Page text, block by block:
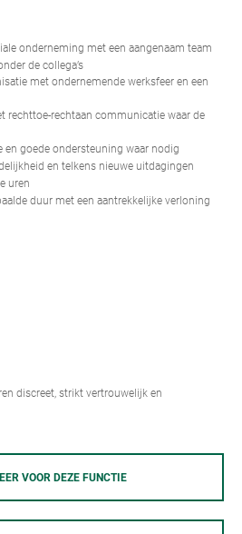
onderneming met een aangenaam team
de collega’s
met ondernemende werksfeer en een
rechttoe-rechtaan communicatie waar de
en goede ondersteuning waar nodig
en telkens nieuwe uitdagingen
uren
duur met een aantrekkelijke verloning
discreet, strikt vertrouwelijk en
VOOR DEZE FUNCTIE